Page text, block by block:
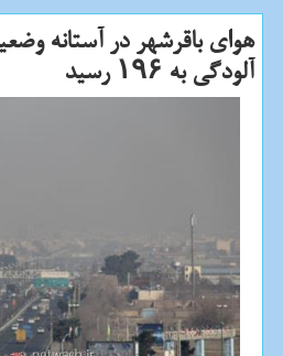
هوای باقرشهر در آستانه
آلودگی به ۱۹۶ رسید